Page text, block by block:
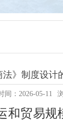
法》制度设计
间：2026-05-11
和贸易